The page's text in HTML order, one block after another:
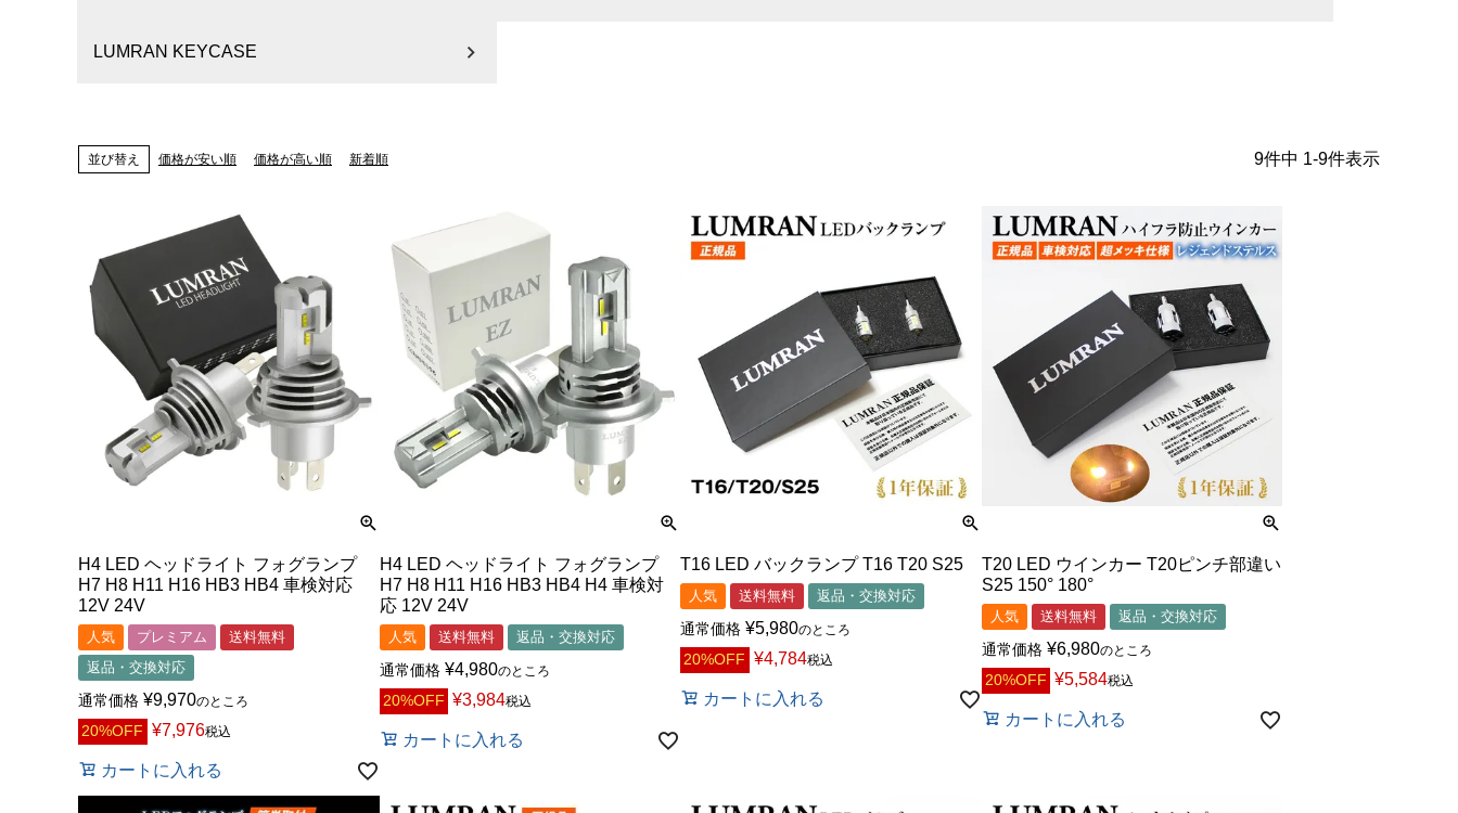
LUMRAN KEYCASE
並び替え 価格が安い順 価格が高い順 新着順 9件中 1-9件表示
H4 LED ヘッドライト フォグランプ
H7 H8 H11 H16 HB3 HB4 車検対応
12V 24V
人気 プレミアム
送料無料
返品・交換対応
通常価格 ¥9,970のところ
20%OFF ¥7,976税込
カートに入れる
H4 LED ヘッドライト フォグランプ
H7 H8 H11 H16 HB3 HB4 H4 車検対
応 12V 24V
人気 送料無料 返品・交換対応
通常価格 ¥4,980のところ
20%OFF ¥3,984税込
カートに入れる
T16 LED バックランプ T16 T20 S25
人気 送料無料 返品・交換対応
通常価格 ¥5,980のところ
20%OFF ¥4,784税込
カートに入れる
T20 LED ウインカー T20ピンチ部違い
S25 150° 180°
人気 送料無料 返品・交換対応
通常価格 ¥6,980のところ
20%OFF ¥5,584税込
カートに入れる